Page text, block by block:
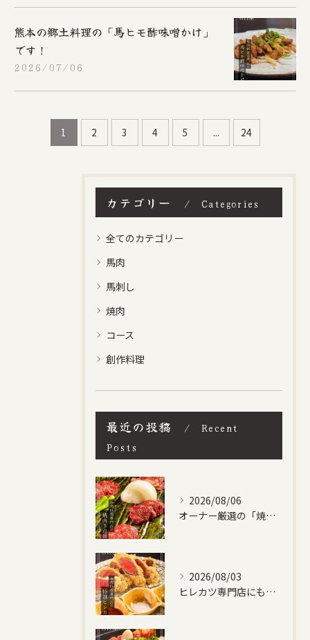
熊本の郷土料理の「馬ヒモ酢味噌かけ」
です！
2026/07/06
1 2 3 4 5 ... 24
カテゴリー Categories
全てのカテゴリー
馬肉
馬刺し
焼肉
コース
創作料理
最近の投稿
Recent
Posts
2026/08/06
オーナー厳選の「焼肉５点盛り合わせ」です！
2026/08/03
ヒレカツ専門店にも負けない、自信作です！